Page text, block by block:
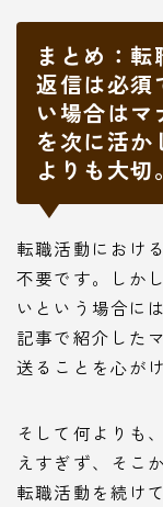
まとめ：
返信は必須
い場合はマ
を次に活か
よりも大切。
転職活動におけ
不要です。しか
いという場合に
記事で紹介した
送ることを心が
そして何よりも
えすぎず、そこ
転職活動を続け